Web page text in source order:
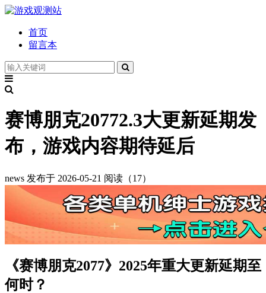
首页
留言本
赛博朋克20772.3大更新延期发
布，游戏内容期待延后
news 发布于 2026-05-21 阅读（17）
《赛博朋克2077》2025年重大更新延期至
何时？